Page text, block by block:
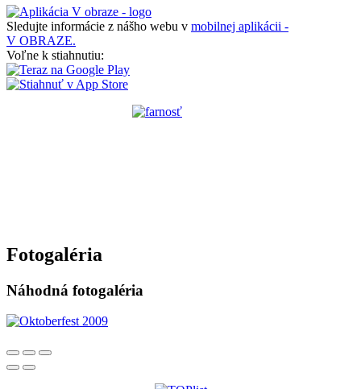
Sledujte informácie z nášho webu v mobilnej aplikácii -
V OBRAZE.
Voľne k stiahnutiu:
Fotogaléria
Náhodná fotogaléria